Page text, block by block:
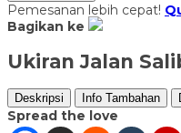
Pemesanan lebih cepat!
Bagikan ke
Ukiran Jalan
Deskripsi Info Tambahan
Spread the love